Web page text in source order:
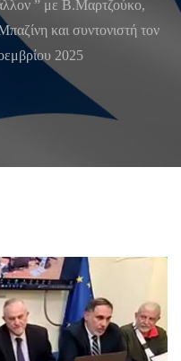
” με Β.Μαρτζούκο,
και συντονιστή τον
2025